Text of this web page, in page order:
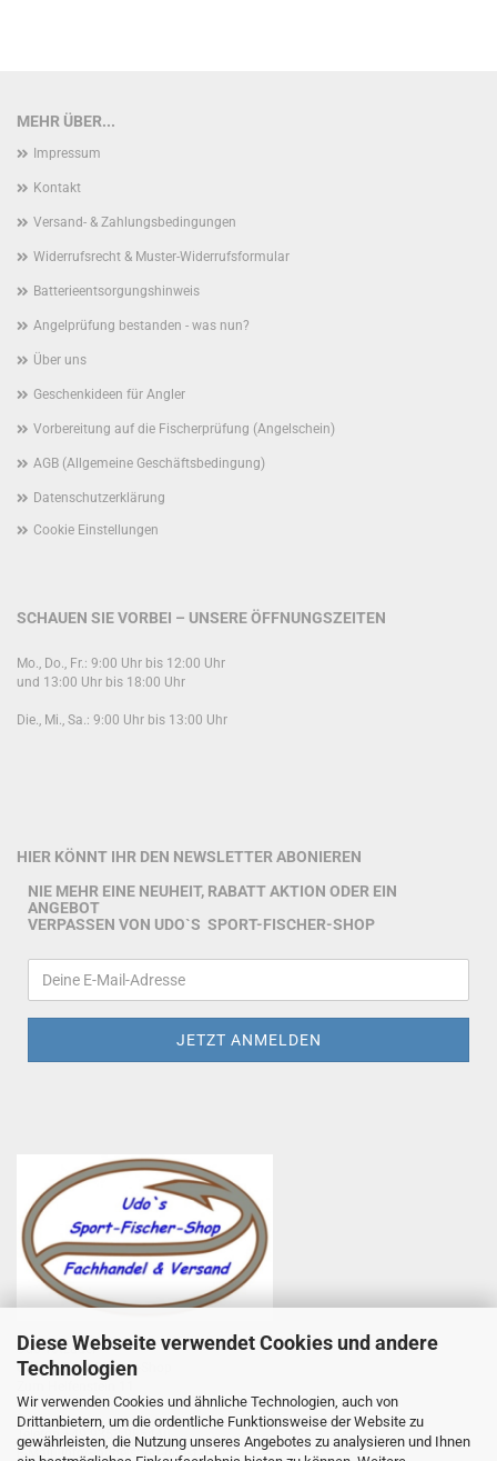
Diese Webseite verwendet Cookies und andere
Technologien
Wir verwenden Cookies und ähnliche Technologien, auch von
Drittanbietern, um die ordentliche Funktionsweise der Website zu
gewährleisten, die Nutzung unseres Angebotes zu analysieren und Ihnen
MEHR ÜBER...
Impressum
Kontakt
Versand- & Zahlungsbedingungen
Widerrufsrecht & Muster-Widerrufsformular
Batterieentsorgungshinweis
Angelprüfung bestanden - was nun?
Über uns
Geschenkideen für Angler
Vorbereitung auf die Fischerprüfung (Angelschein)
AGB (Allgemeine Geschäftsbedingung)
Datenschutzerklärung
Cookie Einstellungen
SCHAUEN SIE VORBEI – UNSERE ÖFFNUNGSZEITEN
Mo., Do., Fr.: 9:00 Uhr bis 12:00 Uhr
und 13:00 Uhr bis 18:00 Uhr
Die., Mi., Sa.: 9:00 Uhr bis 13:00 Uhr
HIER KÖNNT IHR DEN NEWSLETTER ABONIEREN
NIE MEHR EINE NEUHEIT, RABATT AKTION ODER EIN
ANGEBOT
VERPASSEN VON UDO`S SPORT-FISCHER-SHOP
Udo Totzauer
Udo`s Sport-Fischer-Shop
97753 Karlstadt
Telefon +49 9353 985440
E-Mail
info@angelsport-direkt.de